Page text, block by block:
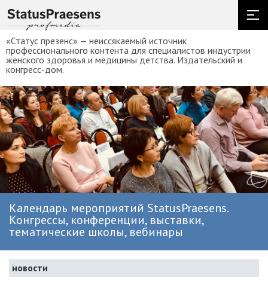
«Статус презенс» — неиссякаемый источник
профессионального контента для специалистов индустрии
женского здоровья и медицины детства. Издательский и
конгресс-дом.
Календарь мероприятий StatusPraesens.
Конгрессы, конференции, выставки,
тематические школы, вебинары
новости